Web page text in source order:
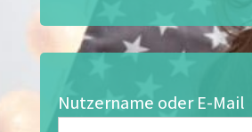
Nutzername oder E-Mail